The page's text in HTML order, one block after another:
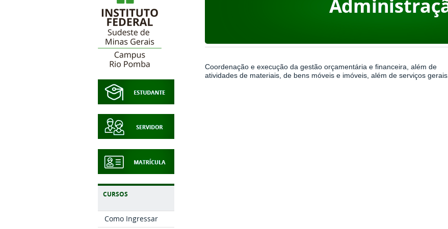
CURSOS
Como Ingressar
Coordenação e execução da gestão orçamentária e financeira, além de
atividades de materiais, de bens móveis e imóveis, além de serviços gerais.